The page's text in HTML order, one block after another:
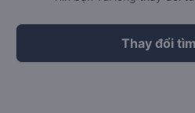
Thay đổi